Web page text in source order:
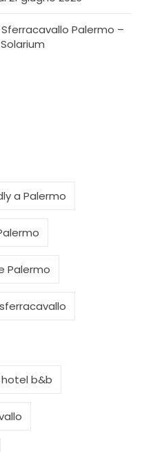
Palermo –
a Palermo
Palermo
b&b